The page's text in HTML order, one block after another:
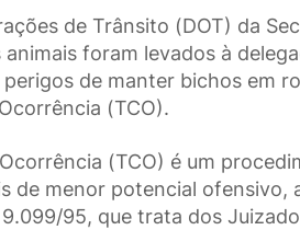
de Trânsito (DOT) da
foram levados à
de manter bichos em
(TCO).
(TCO) é um
de menor potencial ofensivo,
95, que trata dos